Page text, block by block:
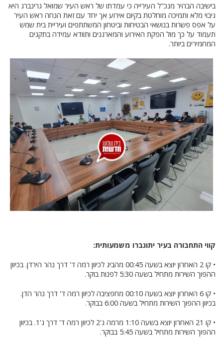
בישיבה הבהיר מנכ"ל העירייה כי עמדתו של ראש העיר שמואל גרינברג היא
גיבוי מלא ותמיכה מוחלטת בקיום אירוע אך יחד עם זאת הנחה ראש העיר
על אפס פשרות בנושאי הבטיחות וביטחון המשתתפים ועיריית בית שמש
תעמוד על כך מול הפקת האירוע והמארגנים ותוודא עמידה בתקנים
המחמירים ביותר.
קווי התחבורה בעיר יתוגברו משמעותית:
• קו 2 האחרון יוצא בשעה 00:45 מהביג לכיוון רמה ד' דרך נהר הירדן. בכיוון
ההפוך השירות מתחיל בשעה 5:30 לפנות בוקר.
• קו 6 האחרון יוצא בשעה 00:10 מחפציבה לכיוון רמה ד' דרך נהר הדן.
בכיוון ההפוך השירות מתחיל בשעה 6:00 בבוקר.
• קו 21 האחרון יוצא בשעה 1:10 מרמה ג'2 לכיוון רמה ד' דרך ג'1. בכיוון
ההפוך השירות מתחיל בשעה 5:45 בבוקר.